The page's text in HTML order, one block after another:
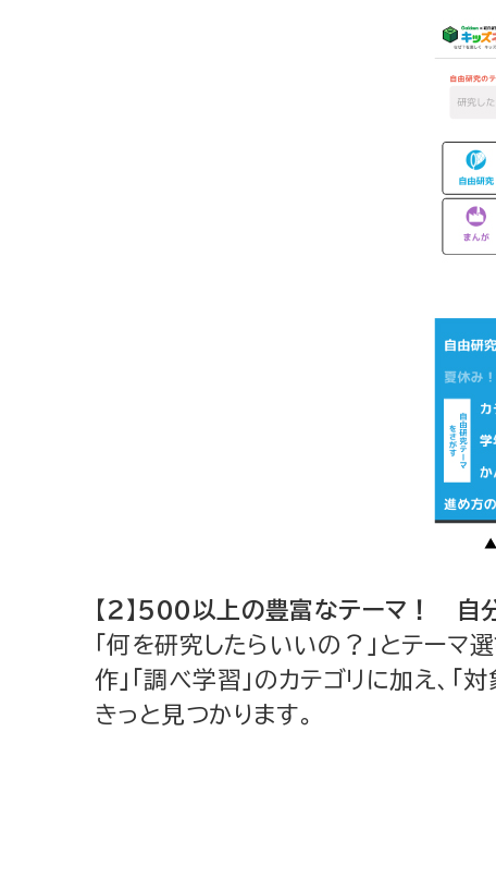
【２】500以上の豊富なテーマ！ 自
「何を研究したらいいの？」とテーマ
作」「調べ学習」のカテゴリに加え、
きっと見つかります。